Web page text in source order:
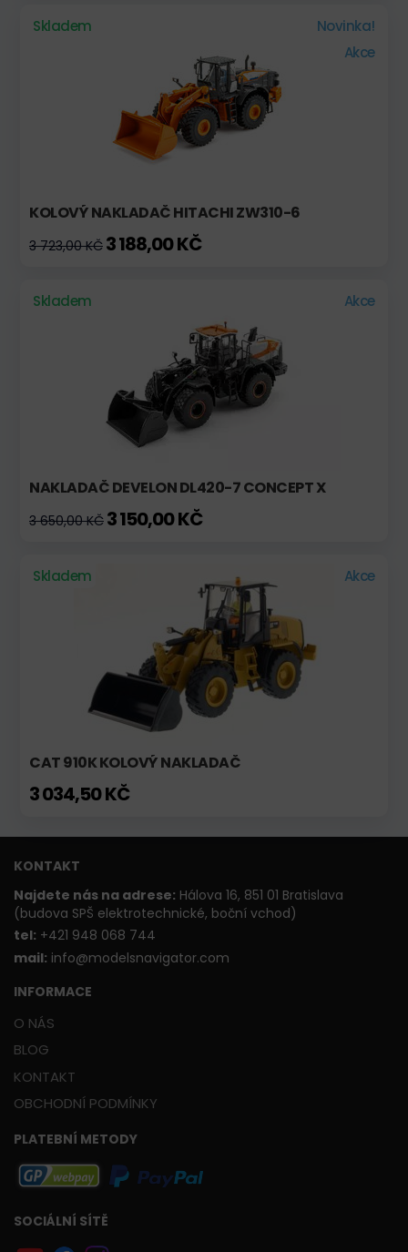
Skladem
Novinka!
Akce
KOLOVÝ NAKLADAČ HITACHI ZW310-6
3 723,00 KČ 3 188,00 KČ
Skladem Akce
NAKLADAČ DEVELON DL420-7 CONCEPT X
3 650,00 KČ 3 150,00 KČ
Skladem Akce
CAT 910K KOLOVÝ NAKLADAČ
3 034,50 KČ
KONTAKT
Najdete nás na adrese: Hálova 16, 851 01 Bratislava
(budova SPŠ elektrotechnické, boční vchod)
tel: +421 948 068 744
mail: info@modelsnavigator.com
INFORMACE
O NÁS
BLOG
KONTAKT
OBCHODNÍ PODMÍNKY
PLATEBNÍ METODY
SOCIÁLNÍ SÍTĚ